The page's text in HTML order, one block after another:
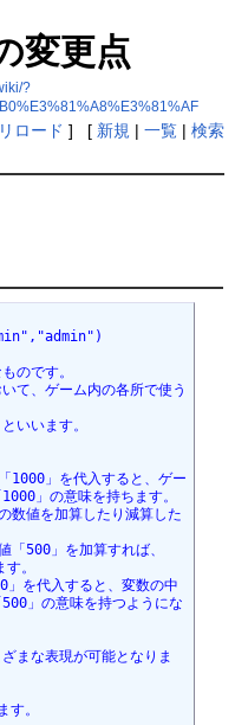
変更点
?
リロード ] [ 新規 | 一覧| 検索
のです。
て、ゲーム内の各所で使う
いいます。
」の意味を持ちます。
。
」の意味を持つようにな
まな表現が可能となりま
。